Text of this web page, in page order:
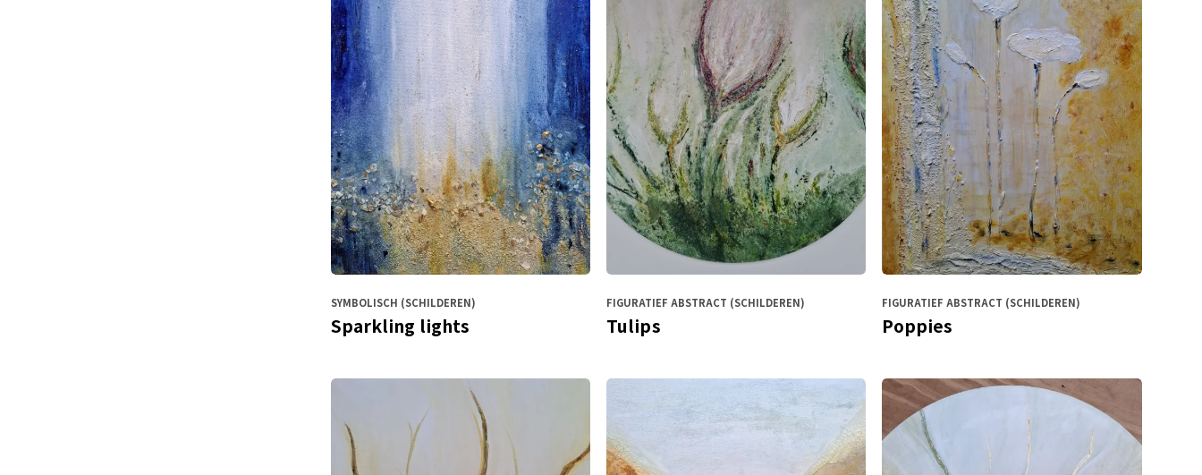
SYMBOLISCH (SCHILDEREN)
Sparkling lights
FIGURATIEF ABSTRACT (SCHILDEREN)
Tulips
FIGURATIEF ABSTRACT (SCHILDEREN)
Poppies